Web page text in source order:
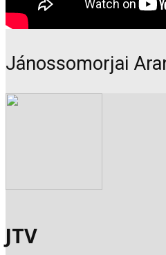
Jánossomorjai
JTV